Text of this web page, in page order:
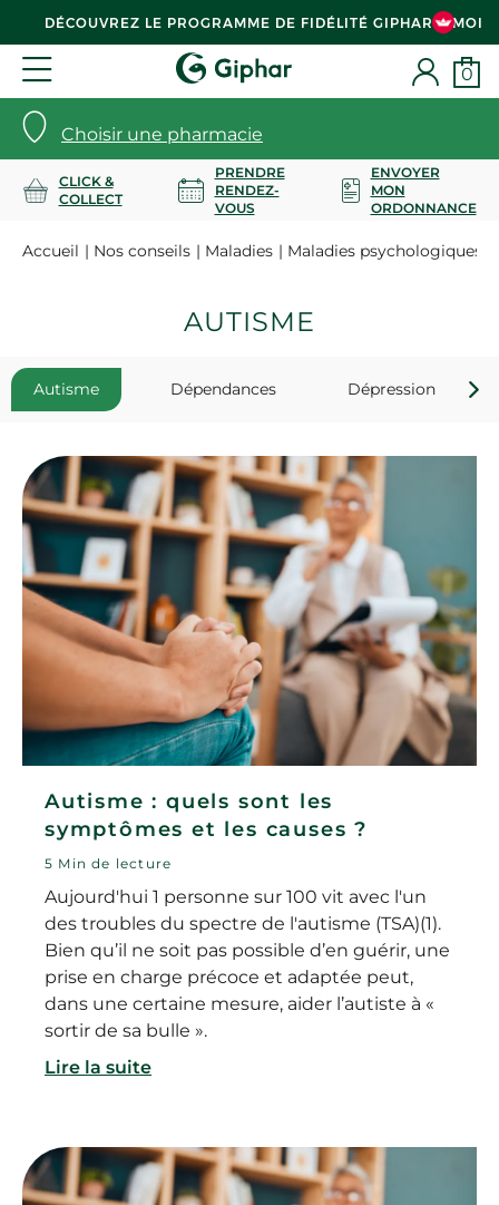
DÉCOUVREZ LE PROGRAMME DE FIDÉLITÉ GIPHAR & MOI
Choisir une pharmacie
0
CLICK &
COLLECT
PRENDRE
RENDEZ-
VOUS
ENVOYER
MON
ORDONNANCE
Accueil Nos conseils Maladies Maladies psychologiques
AUTISME
Autisme Dépendances Dépression
Autisme : quels sont les
symptômes et les causes ?
5 Min de lecture
Aujourd'hui 1 personne sur 100 vit avec l'un
des troubles du spectre de l'autisme (TSA)(1).
Bien qu’il ne soit pas possible d’en guérir, une
prise en charge précoce et adaptée peut,
dans une certaine mesure, aider l’autiste à «
sortir de sa bulle ».
Lire la suite